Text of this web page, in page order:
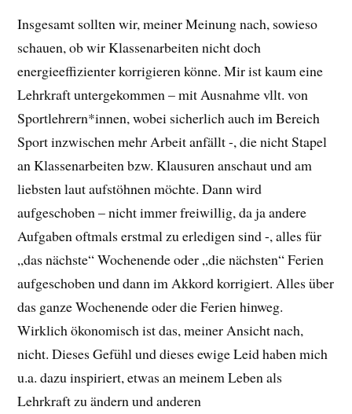
Insgesamt sollten wir, meiner Meinung nach, sowieso
schauen, ob wir Klassenarbeiten nicht doch
energieeffizienter korrigieren könne. Mir ist kaum eine
Lehrkraft untergekommen – mit Ausnahme vllt. von
Sportlehrern*innen, wobei sicherlich auch im Bereich
Sport inzwischen mehr Arbeit anfällt -, die nicht Stapel
an Klassenarbeiten bzw. Klausuren anschaut und am
liebsten laut aufstöhnen möchte. Dann wird
aufgeschoben – nicht immer freiwillig, da ja andere
Aufgaben oftmals erstmal zu erledigen sind -, alles für
„das nächste“ Wochenende oder „die nächsten“ Ferien
aufgeschoben und dann im Akkord korrigiert. Alles über
das ganze Wochenende oder die Ferien hinweg.
Wirklich ökonomisch ist das, meiner Ansicht nach,
nicht. Dieses Gefühl und dieses ewige Leid haben mich
u.a. dazu inspiriert, etwas an meinem Leben als
Lehrkraft zu ändern und anderen